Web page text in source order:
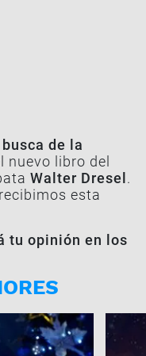
de la
nuevo libro del
Walter Dresel .
esta
tu opinión en los